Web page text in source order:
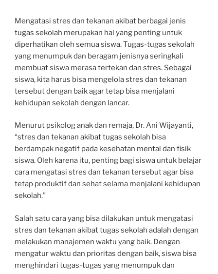
Mengatasi stres dan tekanan akibat berbagai jenis
tugas sekolah merupakan hal yang penting untuk
diperhatikan oleh semua siswa. Tugas-tugas sekolah
yang menumpuk dan beragam jenisnya seringkali
membuat siswa merasa tertekan dan stres. Sebagai
siswa, kita harus bisa mengelola stres dan tekanan
tersebut dengan baik agar tetap bisa menjalani
kehidupan sekolah dengan lancar.
Menurut psikolog anak dan remaja, Dr. Ani Wijayanti,
“stres dan tekanan akibat tugas sekolah bisa
berdampak negatif pada kesehatan mental dan fisik
siswa. Oleh karena itu, penting bagi siswa untuk belajar
cara mengatasi stres dan tekanan tersebut agar bisa
tetap produktif dan sehat selama menjalani kehidupan
sekolah.”
Salah satu cara yang bisa dilakukan untuk mengatasi
stres dan tekanan akibat tugas sekolah adalah dengan
melakukan manajemen waktu yang baik. Dengan
mengatur waktu dan prioritas dengan baik, siswa bisa
menghindari tugas-tugas yang menumpuk dan